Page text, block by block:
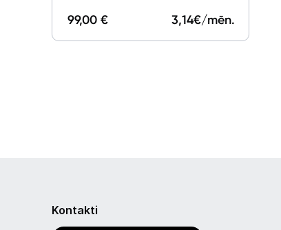
99,00 € 3,14€/mēn.
Kontakti